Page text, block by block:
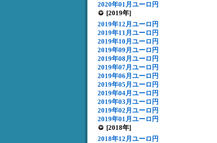
2020年01月ユーロ円
[2019年]
2019年12月ユーロ円
2019年11月ユーロ円
2019年10月ユーロ円
2019年09月ユーロ円
2019年08月ユーロ円
2019年07月ユーロ円
2019年06月ユーロ円
2019年05月ユーロ円
2019年04月ユーロ円
2019年03月ユーロ円
2019年02月ユーロ円
2019年01月ユーロ円
[2018年]
2018年12月ユーロ円